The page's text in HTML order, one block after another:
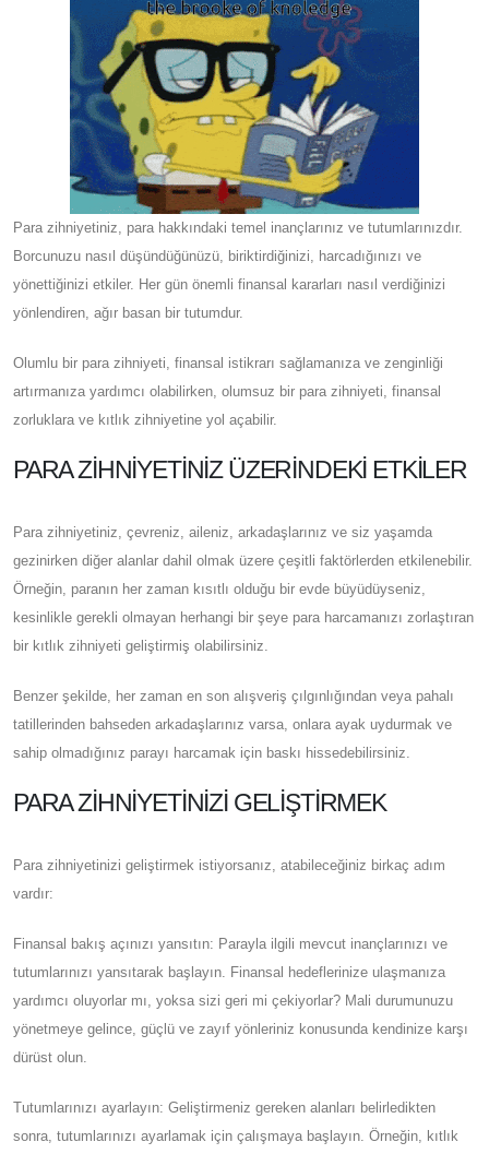
Para zihniyetiniz, para hakkındaki temel inançlarınız ve tutumlarınızdır.
Borcunuzu nasıl düşündüğünüzü, biriktirdiğinizi, harcadığınızı ve
yönettiğinizi etkiler. Her gün önemli finansal kararları nasıl verdiğinizi
yönlendiren, ağır basan bir tutumdur.
Olumlu bir para zihniyeti, finansal istikrarı sağlamanıza ve zenginliği
artırmanıza yardımcı olabilirken, olumsuz bir para zihniyeti, finansal
zorluklara ve kıtlık zihniyetine yol açabilir.
PARA ZIHNIYETINIZ ÜZERINDEKI ETKILER
Para zihniyetiniz, çevreniz, aileniz, arkadaşlarınız ve siz yaşamda
gezinirken diğer alanlar dahil olmak üzere çeşitli faktörlerden etkilenebilir.
Örneğin, paranın her zaman kısıtlı olduğu bir evde büyüdüyseniz,
kesinlikle gerekli olmayan herhangi bir şeye para harcamanızı zorlaştıran
bir kıtlık zihniyeti geliştirmiş olabilirsiniz.
Benzer şekilde, her zaman en son alışveriş çılgınlığından veya pahalı
tatillerinden bahseden arkadaşlarınız varsa, onlara ayak uydurmak ve
sahip olmadığınız parayı harcamak için baskı hissedebilirsiniz.
PARA ZIHNIYETINIZI GELIŞTIRMEK
Para zihniyetinizi geliştirmek istiyorsanız, atabileceğiniz birkaç adım
vardır:
Finansal bakış açınızı yansıtın: Parayla ilgili mevcut inançlarınızı ve
tutumlarınızı yansıtarak başlayın. Finansal hedeflerinize ulaşmanıza
yardımcı oluyorlar mı, yoksa sizi geri mi çekiyorlar? Mali durumunuzu
yönetmeye gelince, güçlü ve zayıf yönleriniz konusunda kendinize karşı
dürüst olun.
Tutumlarınızı ayarlayın: Geliştirmeniz gereken alanları belirledikten
sonra, tutumlarınızı ayarlamak için çalışmaya başlayın. Örneğin, kıtlık